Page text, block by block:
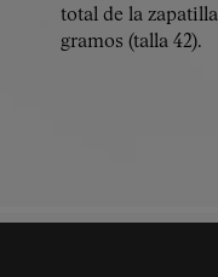
total de la
gramos (talla 42).